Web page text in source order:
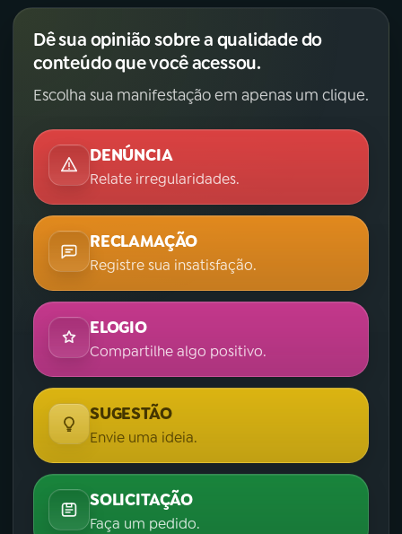
Dê sua opinião sobre a qualidade do
conteúdo que você acessou.
Escolha sua manifestação em apenas um clique.
DENÚNCIA
Relate irregularidades.
RECLAMAÇÃO
Registre sua insatisfação.
ELOGIO
Compartilhe algo positivo.
SUGESTÃO
Envie uma ideia.
SOLICITAÇÃO
Faça um pedido.